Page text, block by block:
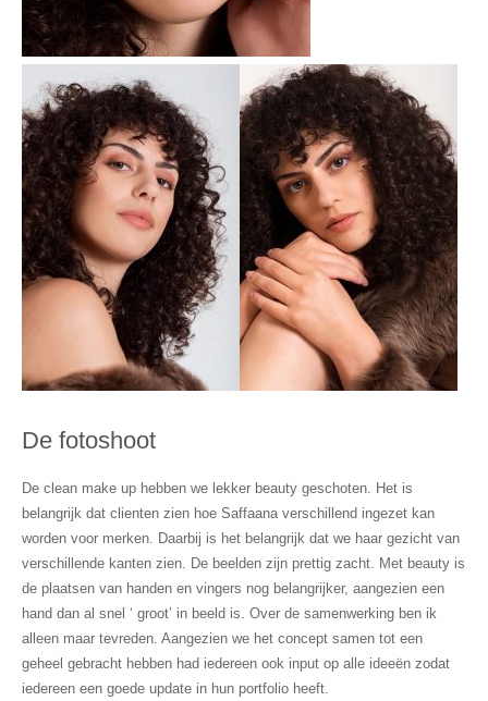
De fotoshoot
De clean make up hebben we lekker beauty geschoten. Het is
belangrijk dat clienten zien hoe Saffaana verschillend ingezet kan
worden voor merken. Daarbij is het belangrijk dat we haar gezicht van
verschillende kanten zien. De beelden zijn prettig zacht. Met beauty is
de plaatsen van handen en vingers nog belangrijker, aangezien een
hand dan al snel ‘ groot’ in beeld is. Over de samenwerking ben ik
alleen maar tevreden. Aangezien we het concept samen tot een
geheel gebracht hebben had iedereen ook input op alle ideeën zodat
iedereen een goede update in hun portfolio heeft.